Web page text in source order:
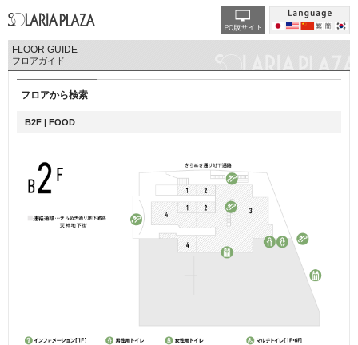
FLOOR GUIDE
フロアガイド
フロアから検索
B2F | FOOD